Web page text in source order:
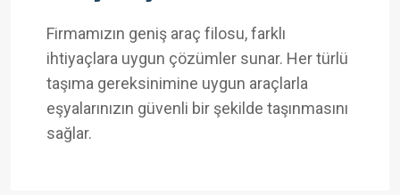
Firmamızın geniş araç filosu, farklı
ihtiyaçlara uygun çözümler sunar. Her türlü
taşıma gereksinimine uygun araçlarla
eşyalarınızın güvenli bir şekilde taşınmasını
sağlar.